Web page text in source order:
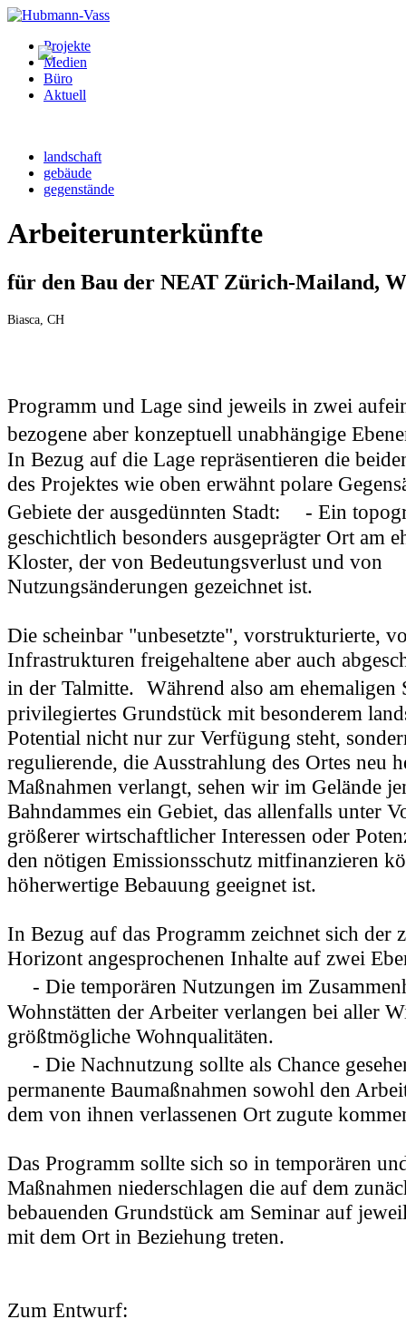
Projekte
Medien
Büro
Aktuell
landschaft
gebäude
gegenstände
Arbeiterunterkünfte
für den Bau der NEAT Zürich-Mailand,
Biasca, CH
Programm und Lage sind jeweils in zwei
bezogene aber konzeptuell unabhängige
In Bezug auf die Lage repräsentieren die
des Projektes wie oben erwähnt polare
Gebiete der ausgedünnten Stadt: - Ein
geschichtlich besonders ausgeprägter Ort am
Kloster, der von Bedeutungsverlust und von
Nutzungsänderungen gezeichnet ist.
Die scheinbar "unbesetzte", vorstrukturierte,
Infrastrukturen freigehaltene aber auch
in der Talmitte. Während also am ehemaligen
privilegiertes Grundstück mit besonderem
Potential nicht nur zur Verfügung steht,
regulierende, die Ausstrahlung des Ortes neu
Maßnahmen verlangt, sehen wir im Gelände
Bahndammes ein Gebiet, das allenfalls unter
größerer wirtschaftlicher Interessen oder
den nötigen Emissionsschutz mitfinanzieren
höherwertige Bebauung geeignet ist.
In Bezug auf das Programm zeichnet sich der
Horizont angesprochenen Inhalte auf zwei
- Die temporären Nutzungen im
Wohnstätten der Arbeiter verlangen bei aller
größtmögliche Wohnqualitäten.
- Die Nachnutzung sollte als Chance
permanente Baumaßnahmen sowohl den
dem von ihnen verlassenen Ort zugute
Das Programm sollte sich so in temporären
Maßnahmen niederschlagen die auf dem
bebauenden Grundstück am Seminar auf
mit dem Ort in Beziehung treten.
Zum Entwurf: